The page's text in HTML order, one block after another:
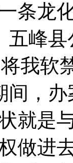
条龙
五峰
我软
间，
就是
做进